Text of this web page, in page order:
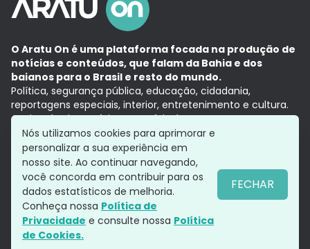
O Aratu On é uma plataforma focada na produção de
notícias e conteúdos, que falam da Bahia e dos
baianos para o Brasil e resto do mundo.
Política, segurança pública, educação, cidadania,
reportagens especiais, interior, entretenimento e cultura.
Aqui, tudo vira notícia e a notícia é no tempo presente,
com a credibilidade do Grupo Aratu.
Grupo Aratu
Política de privacidade
Siga-nos
Nós utilizamos cookies para aprimorar e
personalizar a sua experiência em
nosso site. Ao continuar navegando,
você concorda em contribuir para os
dados estatísticos de melhoria.
Conheça nossa Política de
Privacidade e consulte nossa Política
de Cookies.
FECHAR